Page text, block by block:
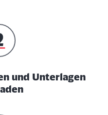
und Unterlagen